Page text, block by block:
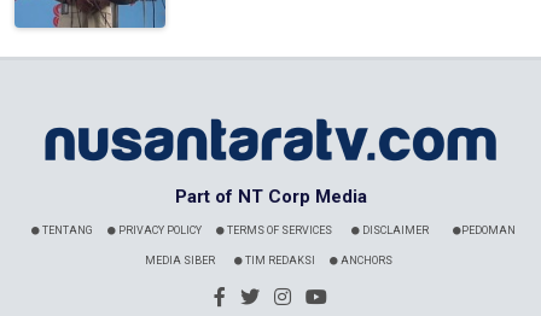
Part of NT Corp Media
TENTANG PRIVACY POLICY TERMS OF SERVICES DISCLAIMER PEDOMAN
MEDIA SIBER TIM REDAKSI ANCHORS